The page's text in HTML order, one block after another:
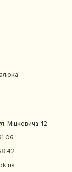
Міцкевича, 12
06
42